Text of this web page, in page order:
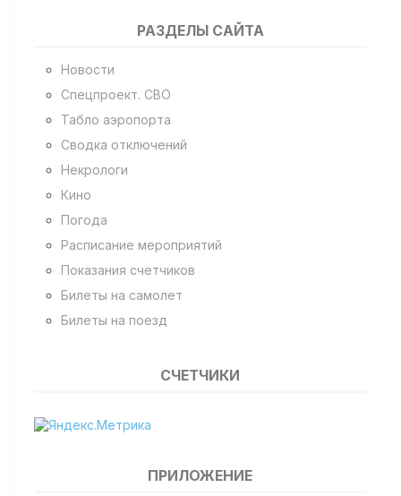
РАЗДЕЛЫ САЙТА
Новости
Спецпроект. СВО
Табло аэропорта
Сводка отключений
Некрологи
Кино
Погода
Расписание мероприятий
Показания счетчиков
Билеты на самолет
Билеты на поезд
СЧЕТЧИКИ
ПРИЛОЖЕНИЕ